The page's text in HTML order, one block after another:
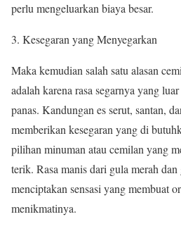
perlu mengeluarkan biaya besar.
Kesegaran yang Menyegarkan
Maka kemudian salah satu alasan
adalah karena rasa segarnya yang
panas. Kandungan es serut, santan,
memberikan kesegaran yang di
pilihan minuman atau cemilan yang
terik. Rasa manis dari gula merah
menciptakan sensasi yang membuat
menikmatinya.